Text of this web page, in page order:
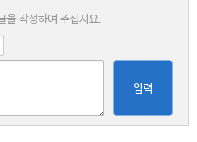
을 작성하여 주십시요.
입력